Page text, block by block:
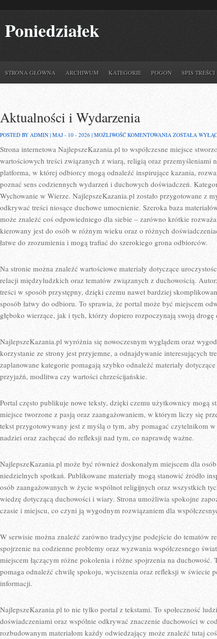
Poniedziałek
STRONA GŁÓWNA ARCHIWUM KATEGORIE POGOŃ SPIS TREŚCI
Aktualności i Wydarzenia
POSTED BY ADMIN | MAJ - 10 - 2026 | MOŻLIWOŚĆ KOMENTOWANIA AKTUALNOŚCI
WYDARZENIA
ZOSTAŁA
Strona internetowa NajlepszeKazania.pl to współczesne miejsce
wartościowych treści związanych z wiarą, religią oraz przemyśleniami
platforma, w której odbiorcy mogą odnaleźć inspirujące kazania,
poznać sens codziennych wydarzeń i duchowych doświadczeń.
Wychowanie w Wierze. NajlepszeKazania.pl zostało przygotowane z
odkrywać treści niosące duchowe umocnienie. Szeroka baza
może znaleźć coś odpowiedniego dla siebie – zarówno krótkie
kierowany jest do osób w różnym wieku oraz o różnych
łatwe do zrozumienia i mogą trafiać do szerokiego grona odbiorców.
Na stronie można znaleźć wartościowe materiały dotyczące
relacji międzyludzkich oraz tematów związanych z duchowością.
treści w sposób przystępny, dzięki czemu nawet bardziej
sposób łatwy do odbioru. To sprawia, że portal może być miejscem
głęboko wierzące, jak i tych, którzy dopiero rozpoczynają swoją drogę
NajlepszeKazania.pl wyróżnia się nowoczesnym wyglądem oraz
korzystanie ze strony jest przyjemne, a odnajdywanie interesujących
zaplanowane kategorie pomagają szybko odnaleźć materiały
przyjaźń, modlitwa czy wartości chrześcijańskie.
Portal często publikuje nowe teksty, dzięki czemu użytkownicy mogą
miejsce tworzone z pasją oraz zaangażowaniem, w którym liczy się
tekst przygotowywany jest z myślą o tym, aby pomagać czytelnikom
nadziei oraz zachęcać do refleksji nad tym, co naprawdę ważne.
NajlepszeKazania.pl może być również doskonałym miejscem dla
niedzielnych spotkań. Publikowane materiały mogą stanowić źródło
osób zaangażowanych w życie wspólnot religijnych oraz wszystkich
wiedzę dotyczącą duchowości i wiary. Strona umożliwia spokojne
czasie i miejscu, co czyni ją wygodnym rozwiązaniem dla
W serwisie można znaleźć zarówno tradycyjne podejście do tematów
spojrzenie na codzienne problemy oraz wyzwania współczesnego
miejscem łączącym różne pokolenia i różne spojrzenia na duchowość.
pomaga odnaleźć chwilę spokoju, wyciszenia oraz refleksji w świecie
informacji.
NajlepszeKazania.pl to nie tylko portal z tekstami. To społeczność
doświadczeniami oraz wspólnie odkrywać znaczenie duchowości w
rozbudowanym materiałom każdy odwiedzający może znaleźć tutaj